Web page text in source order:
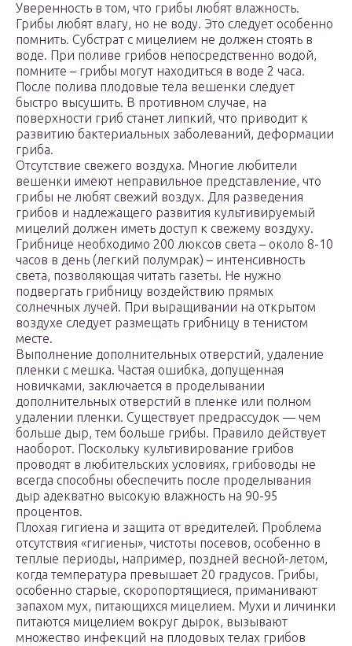
Уверенность в том, что грибы любят влажность.
Грибы любят влагу, но не воду. Это следует особенно
помнить. Субстрат с мицелием не должен стоять в
воде. При поливе грибов непосредственно водой,
помните – грибы могут находиться в воде 2 часа.
После полива плодовые тела вешенки следует
быстро высушить. В противном случае, на
поверхности гриб станет липкий, что приводит к
развитию бактериальных заболеваний, деформации
гриба.
Отсутствие свежего воздуха. Многие любители
вешенки имеют неправильное представление, что
грибы не любят свежий воздух. Для разведения
грибов и надлежащего развития культивируемый
мицелий должен иметь доступ к свежему воздуху.
Грибнице необходимо 200 люксов света – около 8-10
часов в день (легкий полумрак) – интенсивность
света, позволяющая читать газеты. Не нужно
подвергать грибницу воздействию прямых
солнечных лучей. При выращивании на открытом
воздухе следует размещать грибницу в тенистом
месте.
Выполнение дополнительных отверстий, удаление
пленки с мешка. Частая ошибка, допущенная
новичками, заключается в проделывании
дополнительных отверстий в пленке или полном
удалении пленки. Существует предрассудок — чем
больше дыр, тем больше грибы. Правило действует
наоборот. Поскольку культивирование грибов
проводят в любительских условиях, грибоводы не
всегда способны обеспечить после проделывания
дыр адекватно высокую влажность на 90-95
процентов.
Плохая гигиена и защита от вредителей. Проблема
отсутствия «гигиены», чистоты посевов, особенно в
теплые периоды, например, поздней весной-летом,
когда температура превышает 20 градусов. Грибы,
особенно старые, скоропортящиеся, приманивают
запахом мух, питающихся мицелием. Мухи и личинки
питаются мицелием вокруг дырок, вызывают
множество инфекций на плодовых телах грибов